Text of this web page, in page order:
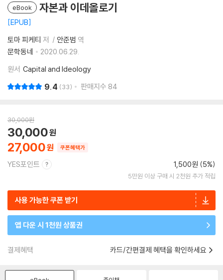
eBook 자본과 이데올로기
EPUB
토마 피케티 저 안준범 역
문학동네
2020.06.29.
원서 Capital and Ideology
9.4 33 판매지수 84
30,000원
27,000
30,000
쿠폰혜택가
YES포인트 1,500원 (5%)
5만원 이상 구매 시 2천원 추가 적립
사용 가능한 쿠폰 받기
앱 다운 시 1천원 상품권
결제혜택 카드/간편결제 혜택을 확인하세요